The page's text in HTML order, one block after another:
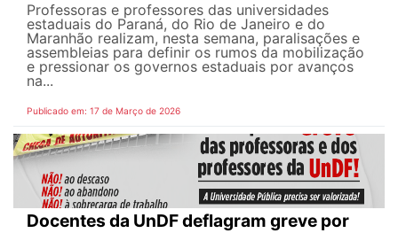
Professoras e professores das universidades
estaduais do Paraná, do Rio de Janeiro e do
Maranhão realizam, nesta semana, paralisações e
assembleias para definir os rumos da mobilização
e pressionar os governos estaduais por avanços
na...
Publicado em: 17 de Março de 2026
Docentes da UnDF deflagram greve por